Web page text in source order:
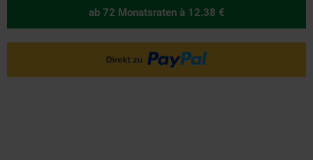
ab 72 Monatsraten à 12.38 €